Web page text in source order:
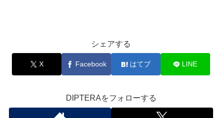
シェアする
X Facebook はてブ LINE
DIPTERAをフォローする